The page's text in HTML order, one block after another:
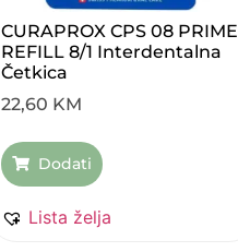
CURAPROX CPS 08 PRIME
REFILL 8/1 Interdentalna
Četkica
22,60 KM
Dodati
Lista želja